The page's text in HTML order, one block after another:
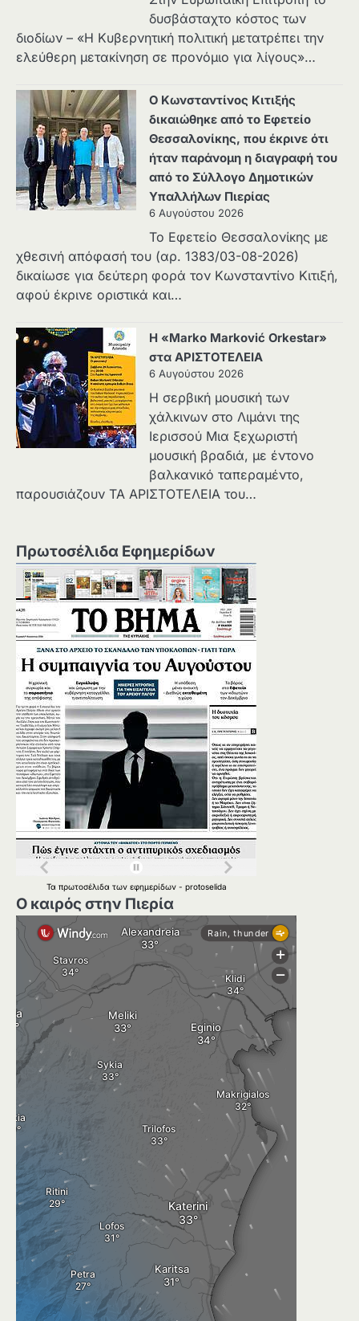
δυσβάσταχτο κόστος των
διοδίων – «Η Κυβερνητική πολιτική μετατρέπει την
ελεύθερη μετακίνηση σε προνόμιο για λίγους»…
Ο Κωνσταντίνος Κιτιξής
δικαιώθηκε από το Εφετείο
Θεσσαλονίκης, που έκρινε ότι
ήταν παράνομη η διαγραφή του
από το Σύλλογο Δημοτικών
Υπαλλήλων Πιερίας
6 Αυγούστου 2026
Το Εφετείο Θεσσαλονίκης με
χθεσινή απόφασή του (αρ. 1383/03-08-2026)
δικαίωσε για δεύτερη φορά τον Κωνσταντίνο Κιτιξή,
αφού έκρινε οριστικά και…
Η «Marko Marković Orkestar»
στα ΑΡΙΣΤΟΤΕΛΕΙΑ
6 Αυγούστου 2026
Η σερβική μουσική των
χάλκινων στο Λιμάνι της
Ιερισσού Μια ξεχωριστή
μουσική βραδιά, με έντονο
βαλκανικό ταπεραμέντο,
παρουσιάζουν ΤΑ ΑΡΙΣΤΟΤΕΛΕΙΑ του…
Πρωτοσέλιδα Εφημερίδων
Τα πρωτοσέλιδα των εφημερίδων - protoselida
Ο καιρός στην Πιερία